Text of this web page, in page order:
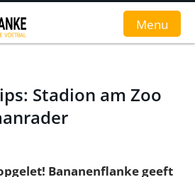
Menu
Stadion am Zoo
Bananenflanke geeft